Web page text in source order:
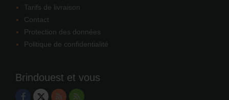
Tarifs de livraison
Contact
Protection des données
Politique de confidentialité
Brindouest et vous